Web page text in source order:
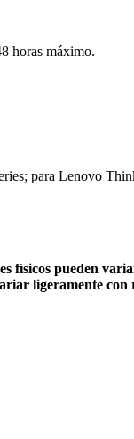
horas máximo.
para Lenovo
físicos pueden
ligeramente